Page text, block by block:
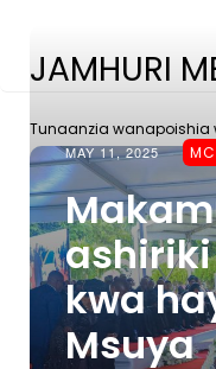
JAMHURI
Tunaanzia wanapoishia
MAY 11, 2025
kwa
Msuya